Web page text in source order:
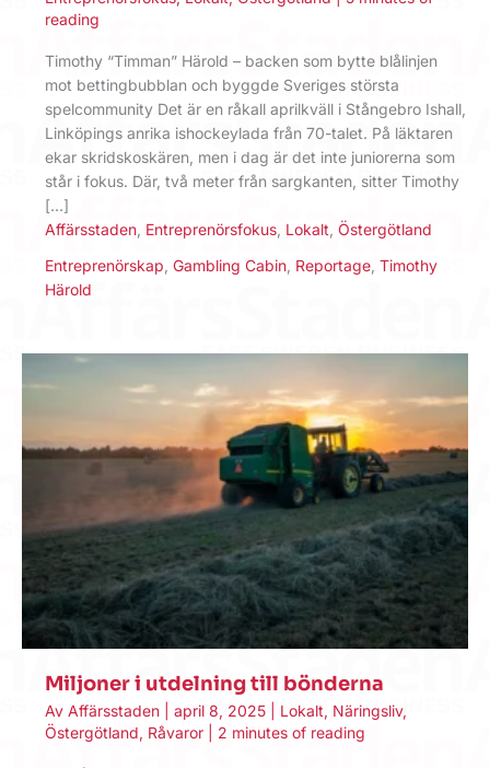
reading
Timothy “Timman” Härold – backen som bytte blålinjen
mot bettingbubblan och byggde Sveriges största
spelcommunity Det är en råkall aprilkväll i Stångebro Ishall,
Linköpings anrika ishockey­lada från 70-talet. På läktaren
ekar skridskoskären, men i dag är det inte juniorerna som
står i fokus. Där, två meter från sargkanten, sitter Timothy
[…]
Affärsstaden Entreprenörsfokus Lokalt Östergötland
Entreprenörskap Gambling Cabin Reportage Timothy
Härold
Miljoner i utdelning till bönderna
Av Affärsstaden april 8, 2025 Lokalt, Näringsliv,
Östergötland, Råvaror 2 minutes of reading